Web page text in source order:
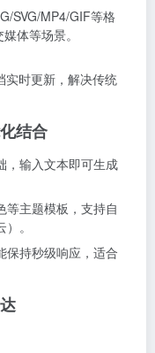
SVG/MP4/GIF等格
体等场景。
实时更新，解决传统
结合
，输入文本即可生成
等主题模板，支持自
。
保持秒级响应，适合